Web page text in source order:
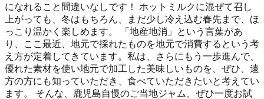
になれること間違いなしです！ ホットミルクに混ぜて召し
上がっても、冬はもちろん、まだ少し冷え込む春先まで、ほ
っこり温かく楽しめます。 「地産地消」という言葉があ
り、ここ最近、地元で採れたものを地元で消費するという考
え方が定着してきています。私は、さらにもう一歩進んで、
優れた素材を使い地元で加工した美味しいものを、ぜひ、遠
方の方にも知っていただき、食べていただきたいと考えてい
ます。 そんな、鹿児島自慢のご当地ジャム、ぜひ一度お試